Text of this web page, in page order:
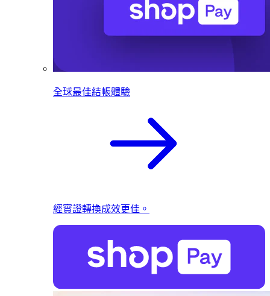
全球最佳結帳體驗
經實證轉換成效更佳。